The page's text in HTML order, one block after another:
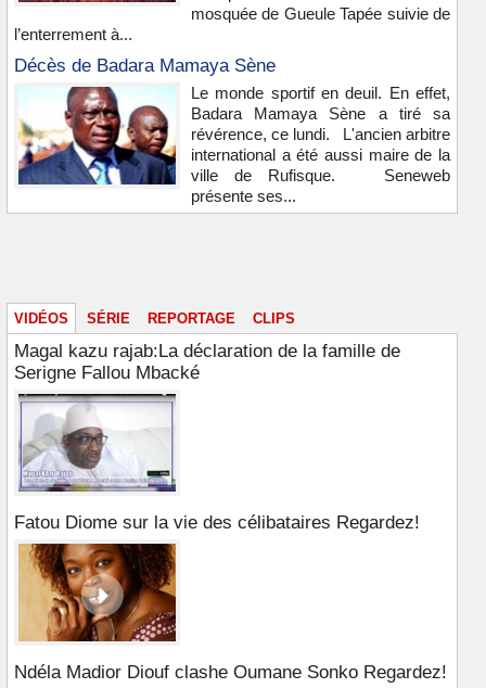
mosquée de Gueule Tapée suivie de
l’enterrement à...
Décès de Badara Mamaya Sène
Le monde sportif en deuil. En effet,
Badara Mamaya Sène a tiré sa
révérence, ce lundi. L'ancien arbitre
international a été aussi maire de la
ville de Rufisque. Seneweb
présente ses...
VIDÉOS SÉRIE REPORTAGE CLIPS
Magal kazu rajab:La déclaration de la famille de
Serigne Fallou Mbacké
Fatou Diome sur la vie des célibataires Regardez!
Ndéla Madior Diouf clashe Oumane Sonko Regardez!